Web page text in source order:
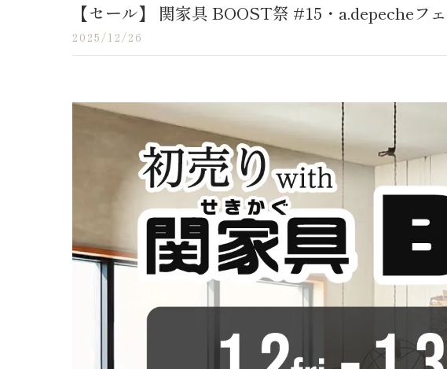
【セール】 関家具 BOOST祭 #15・a.depeche
2025/12/26